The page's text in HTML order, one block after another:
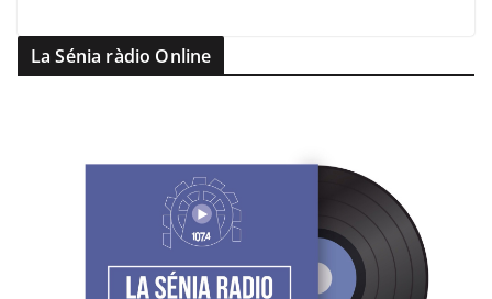
La Sénia ràdio Online